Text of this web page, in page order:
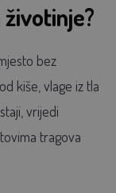
bez
kiše, vlage iz tla
vrijedi
tragova